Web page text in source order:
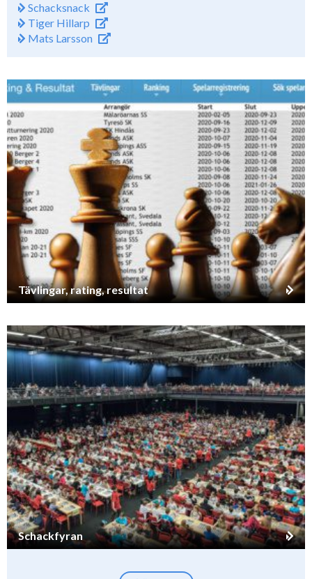
Schacksnack
Tiger Hillarp
Mats Larsson
Tävlingar, rating, resultat
Schackfyran